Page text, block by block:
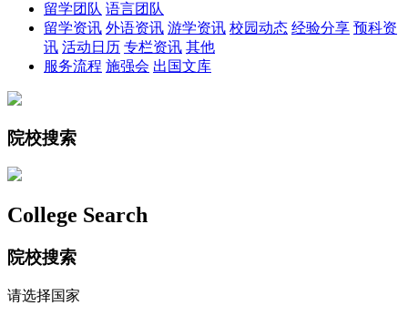
留学团队 语言团队
留学资讯 外语资讯 游学资讯 校园动态 经验分享 预科资
讯 活动日历 专栏资讯 其他
服务流程 施强会 出国文库
院校搜索
College Search
院校搜索
请选择国家